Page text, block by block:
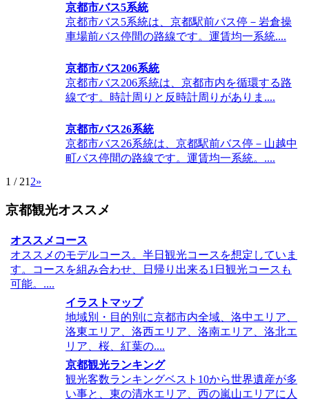
京都市バス5系統
京都市バス5系統は、京都駅前バス停－岩倉操
車場前バス停間の路線です。運賃均一系統....
京都市バス206系統
京都市バス206系統は、京都市内を循環する路
線です。時計周りと反時計周りがありま....
京都市バス26系統
京都市バス26系統は、京都駅前バス停－山越中
町バス停間の路線です。運賃均一系統。....
1 / 21 2»
京都観光オススメ
オススメコース
オススメのモデルコース。半日観光コースを想定していま
す。コースを組み合わせ、日帰り出来る1日観光コースも
可能。....
イラストマップ
地域別・目的別に京都市内全域、洛中エリア、
洛東エリア、洛西エリア、洛南エリア、洛北エ
リア、桜、紅葉の....
京都観光ランキング
観光客数ランキングベスト10から世界遺産が多
い事と、東の清水エリア、西の嵐山エリアに人